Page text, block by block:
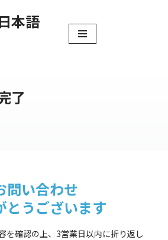
本語
了
問い合わせ
とうございます
を確認の上、3営業日以内に折り返し